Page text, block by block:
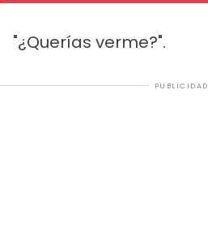
"¿Querías verme?".
PUBLICIDAD